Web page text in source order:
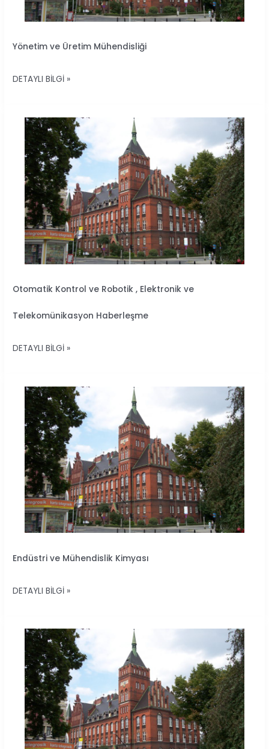
Yönetim ve Üretim Mühendisliği
VE
MÜHENDISLIĞI
DETAYLI BILGI »
Otomatik Kontrol ve Robotik , Elektronik ve
Telekomünikasyon Haberleşme
KONTROL
ROBOTIK
ELEKTRONIK
HABERLEŞME
DETAYLI BILGI »
Endüstri ve Mühendislik Kimyası
VE
KIMYASI
DETAYLI BILGI »